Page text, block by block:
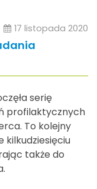
17 listopada 2020
serię
profilaktycznych
To kolejny
kilkudziesięciu
także do